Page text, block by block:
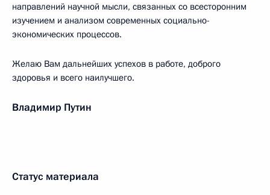
направлений научной мысли, связанных со всесторонним
изучением и анализом современных социально-
экономических процессов.
Желаю Вам дальнейших успехов в работе, доброго
здоровья и всего наилучшего.
Владимир Путин
Статус материала